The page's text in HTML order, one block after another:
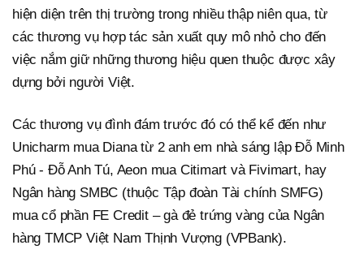
hiện diện trên thị trường trong nhiều thập niên qua, từ
các thương vụ hợp tác sản xuất quy mô nhỏ cho đến
việc nắm giữ những thương hiệu quen thuộc được xây
dựng bởi người Việt.
Các thương vụ đình đám trước đó có thể kể đến như
Unicharm mua Diana từ 2 anh em nhà sáng lập Đỗ Minh
Phú - Đỗ Anh Tú, Aeon mua Citimart và Fivimart, hay
Ngân hàng SMBC (thuộc Tập đoàn Tài chính SMFG)
mua cổ phần FE Credit – gà đẻ trứng vàng của Ngân
hàng TMCP Việt Nam Thịnh Vượng (VPBank).